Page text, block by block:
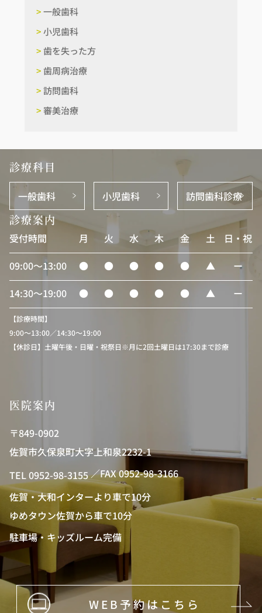
>一般歯科
> 小児歯科
>歯を失った方
>歯周病治療
>訪問歯科
>審美治療
診療科目
一般歯科 小児歯科 訪問歯科診療
診療案内
受付時間 月 火 水 木 金 土
日・祝
09:00〜13:00
● ● ● ● ● ▲
ー
14:30〜19:00
● ● ● ● ● ▲ ー
【診療時間】
9:00〜13:00／14:30〜19:00
【休診日】土曜午後・日曜・祝祭日※月に2回土曜日は17:30まで診療
医院案内
〒849-0902
佐賀市久保泉町大字上和泉2232-1
TEL 0952-98-3155／FAX 0952-98-3166
佐賀・大和インターより車で10分
ゆめタウン佐賀から車で10分
駐車場・キッズルーム完備
WEB予約はこちら